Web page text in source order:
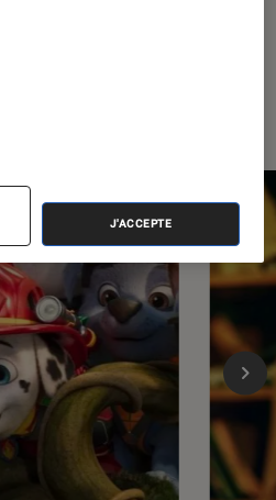
J'ACCEPTE